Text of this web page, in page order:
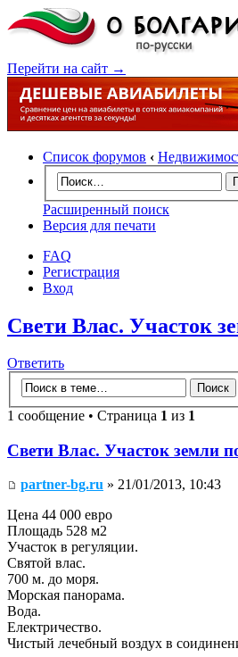
Перейти на сайт →
Список форумов ‹
Расширенный поиск
Версия для печати
FAQ
Регистрация
Вход
Свети Влас. Участок
Ответить
1 сообщение • Страница 1 из 1
Свети Влас. Участок земли
partner-bg.ru » 21/01/2013, 10:43
Цена 44 000 евро
Площадь 528 м2
Участок в регуляции.
Святой влас.
700 м. до моря.
Морская панорама.
Вода.
Електричество.
Чистый лечебный воздух в